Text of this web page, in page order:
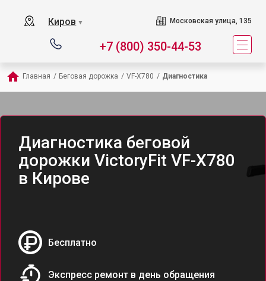
Киров ▼ Московская улица, 135
+7 (800) 350-44-53
Главная / Беговая дорожка / VF-X780 / Диагностика
Диагностика беговой
дорожки VictoryFit VF-X780
в Кирове
Бесплатно
Экспресс ремонт в день обращения